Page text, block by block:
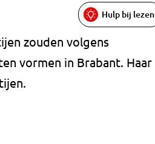
Hulp bij lezen
zouden volgens
vormen in Brabant. Haar